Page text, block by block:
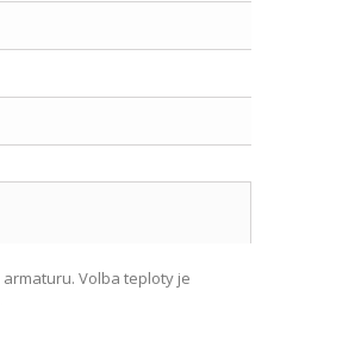
Volba teploty je